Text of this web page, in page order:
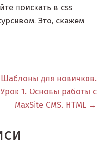
поискать в css
Это, скажем
Шаблоны для новичков.
Урок 1. Основы работы с
MaxSite CMS. HTML →